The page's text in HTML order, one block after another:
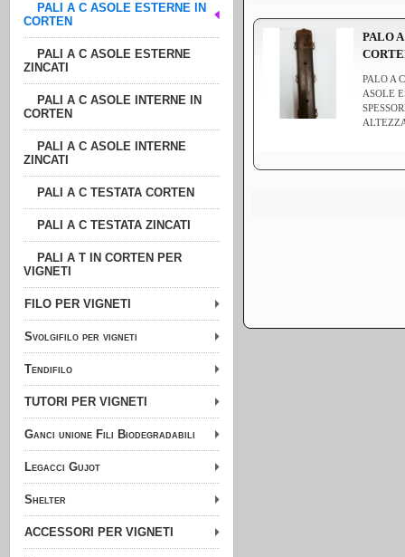
PALI A C ASOLE ESTERNE IN
CORTEN
PALI A C ASOLE ESTERNE
ZINCATI
PALI A C ASOLE INTERNE IN
CORTEN
PALI A C ASOLE INTERNE
ZINCATI
PALI A C TESTATA CORTEN
PALI A C TESTATA ZINCATI
PALI A T IN CORTEN PER
VIGNETI
FILO PER VIGNETI
Svolgifilo per vigneti
Tendifilo
TUTORI PER VIGNETI
Ganci unione Fili Biodegradabili
Legacci Gujot
Shelter
ACCESSORI PER VIGNETI
PALO A
PALO A
ASOLE